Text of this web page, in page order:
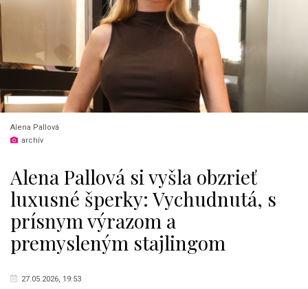
Alena Pallová
archív
Alena Pallová si vyšla obzrieť
luxusné šperky: Vychudnutá, s
prísnym výrazom a
premysleným stajlingom
27.05.2026, 19:53